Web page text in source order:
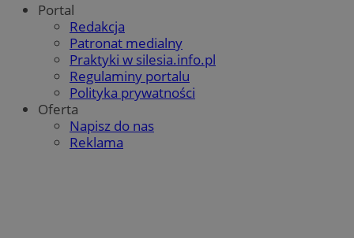
Portal
Redakcja
Patronat medialny
Praktyki w silesia.info.pl
Regulaminy portalu
Polityka prywatności
Oferta
Napisz do nas
Reklama